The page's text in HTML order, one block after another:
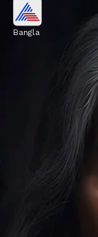
এই
রয়েছে এবং
Image credits: Our
Bangla